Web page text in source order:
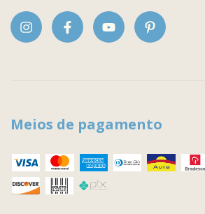
Meios de pagamento